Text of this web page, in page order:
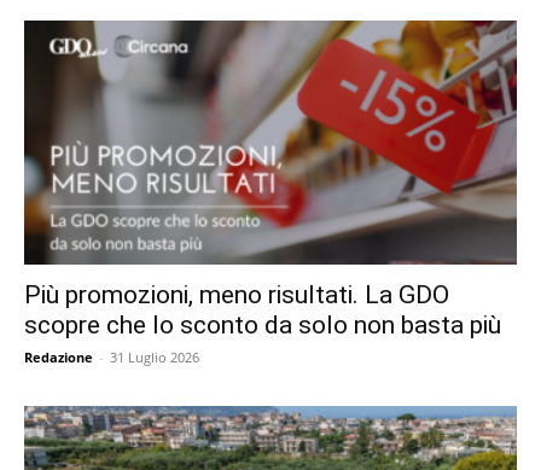
Più promozioni, meno risultati. La GDO
scopre che lo sconto da solo non basta più
Redazione - 31 Luglio 2026